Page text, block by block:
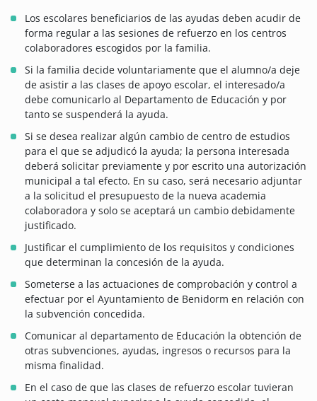
Los escolares beneficiarios de las ayudas deben acudir de
forma regular a las sesiones de refuerzo en los centros
colaboradores escogidos por la familia.
Si la familia decide voluntariamente que el alumno/a deje
de asistir a las clases de apoyo escolar, el interesado/a
debe comunicarlo al Departamento de Educación y por
tanto se suspenderá la ayuda.
Si se desea realizar algún cambio de centro de estudios
para el que se adjudicó la ayuda; la persona interesada
deberá solicitar previamente y por escrito una autorización
municipal a tal efecto. En su caso, será necesario adjuntar
a la solicitud el presupuesto de la nueva academia
colaboradora y solo se aceptará un cambio debidamente
justificado.
Justificar el cumplimiento de los requisitos y condiciones
que determinan la concesión de la ayuda.
Someterse a las actuaciones de comprobación y control a
efectuar por el Ayuntamiento de Benidorm en relación con
la subvención concedida.
Comunicar al departamento de Educación la obtención de
otras subvenciones, ayudas, ingresos o recursos para la
misma finalidad.
En el caso de que las clases de refuerzo escolar tuvieran